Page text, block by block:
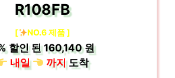
R108FB
[ NO.6 제품 ]
할인 된160,140 원
내일
까지도착